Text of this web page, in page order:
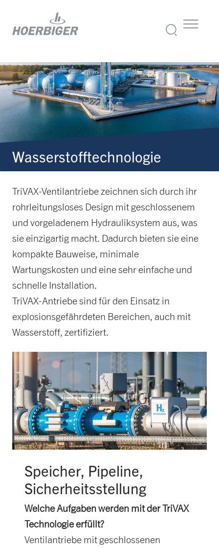
Wasserstofftechnologie
TriVAX-Ventilantriebe zeichnen sich durch ihr
rohrleitungsloses Design mit geschlossenem
und vorgeladenem Hydrauliksystem aus, was
sie einzigartig macht. Dadurch bieten sie eine
kompakte Bauweise, minimale
Wartungskosten und eine sehr einfache und
schnelle Installation.
TriVAX-Antriebe sind für den Einsatz in
explosionsgefährdeten Bereichen, auch mit
Wasserstoff, zertifiziert.
Speicher, Pipeline,
Sicherheitsstellung
Welche Aufgaben werden mit der TriVAX
Technologie erfüllt?
Ventilantriebe mit geschlossenen